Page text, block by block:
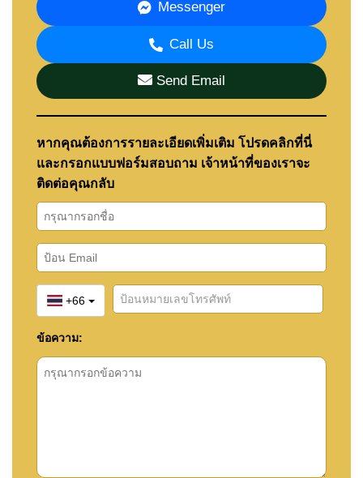
Messenger
Call Us
Send Email
หากคุณต้องการรายละเอียดเพิ่มเติม โปรดคลิกที่นี่
และกรอกแบบฟอร์มสอบถาม เจ้าหน้าที่ของเราจะ
ติดต่อคุณกลับ
+66
ข้อความ: